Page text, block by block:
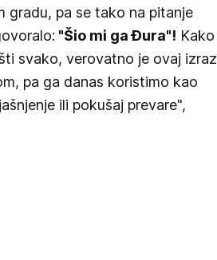
gradu, pa se tako na pitanje
"Šio mi ga Đura"! Kako
svako, verovatno je ovaj izraz
pa ga danas koristimo kao
ili pokušaj prevare",